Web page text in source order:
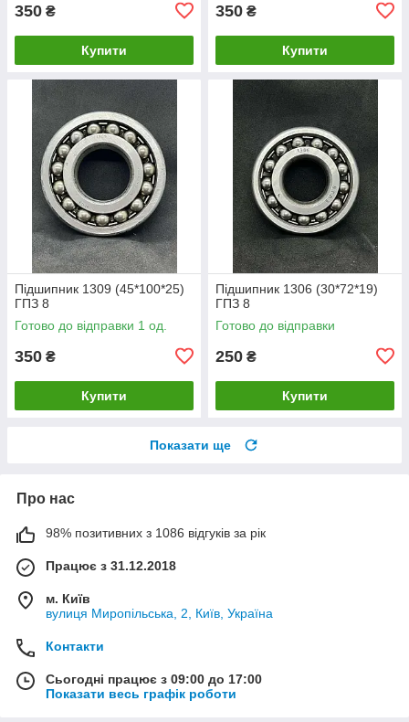
350 ₴
Купити
350 ₴
Купити
Підшипник 1309 (45*100*25)
ГПЗ 8
Готово до відправки 1 од.
350 ₴
Купити
Підшипник 1306 (30*72*19)
ГПЗ 8
Готово до відправки
250 ₴
Купити
Показати ще
Про нас
98% позитивних з 1086 відгуків за рік
Працює з 31.12.2018
м. Київ
вулиця Миропільська, 2, Київ, Україна
Контакти
Сьогодні працює з 09:00 до 17:00
Показати весь графік роботи